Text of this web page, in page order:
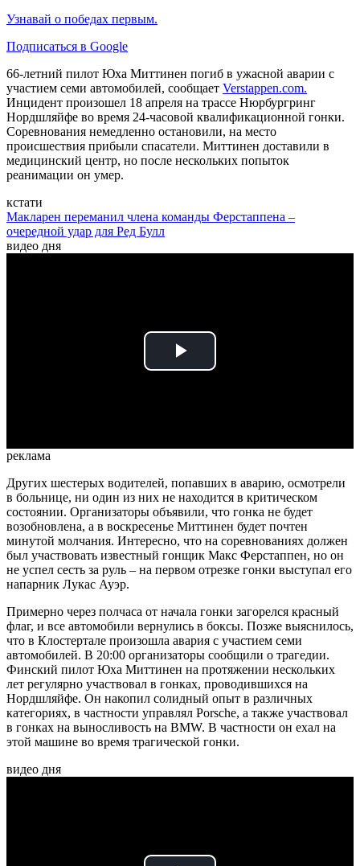
Узнавай о победах первым.
Подписаться в Google
66-летний пилот Юха Миттинен погиб в ужасной аварии с
участием семи автомобилей, сообщает Verstappen.com.
Инцидент произошел 18 апреля на трассе Нюрбургринг
Нордшляйфе во время 24-часовой квалификационной гонки.
Соревнования немедленно остановили, на место
происшествия прибыли спасатели. Миттинен доставили в
медицинский центр, но после нескольких попыток
реанимации он умер.
кстати
Макларен переманил члена команды Ферстаппена –
очередной удар для Ред Булл
видео дня
Play
реклама
Других шестерых водителей, попавших в аварию, осмотрели
в больнице, ни один из них не находится в критическом
состоянии. Организаторы объявили, что гонка не будет
возобновлена, а в воскресенье Миттинен будет почтен
минутой молчания. Интересно, что на соревнованиях должен
был участвовать известный гонщик Макс Ферстаппен, но он
не успел сесть за руль – на первом отрезке гонки выступал его
напарник Лукас Ауэр.
Примерно через полчаса от начала гонки загорелся красный
флаг, и все автомобили вернулись в боксы. Позже выяснилось,
что в Клостертале произошла авария с участием семи
автомобилей. В 20:00 организаторы сообщили о трагедии.
Финский пилот Юха Миттинен на протяжении нескольких
лет регулярно участвовал в гонках, проводившихся на
Нордшляйфе. Он накопил солидный опыт в различных
категориях, в частности управлял Porsche, а также участвовал
в гонках на выносливость на BMW. В частности он ехал на
этой машине во время трагической гонки.
видео дня